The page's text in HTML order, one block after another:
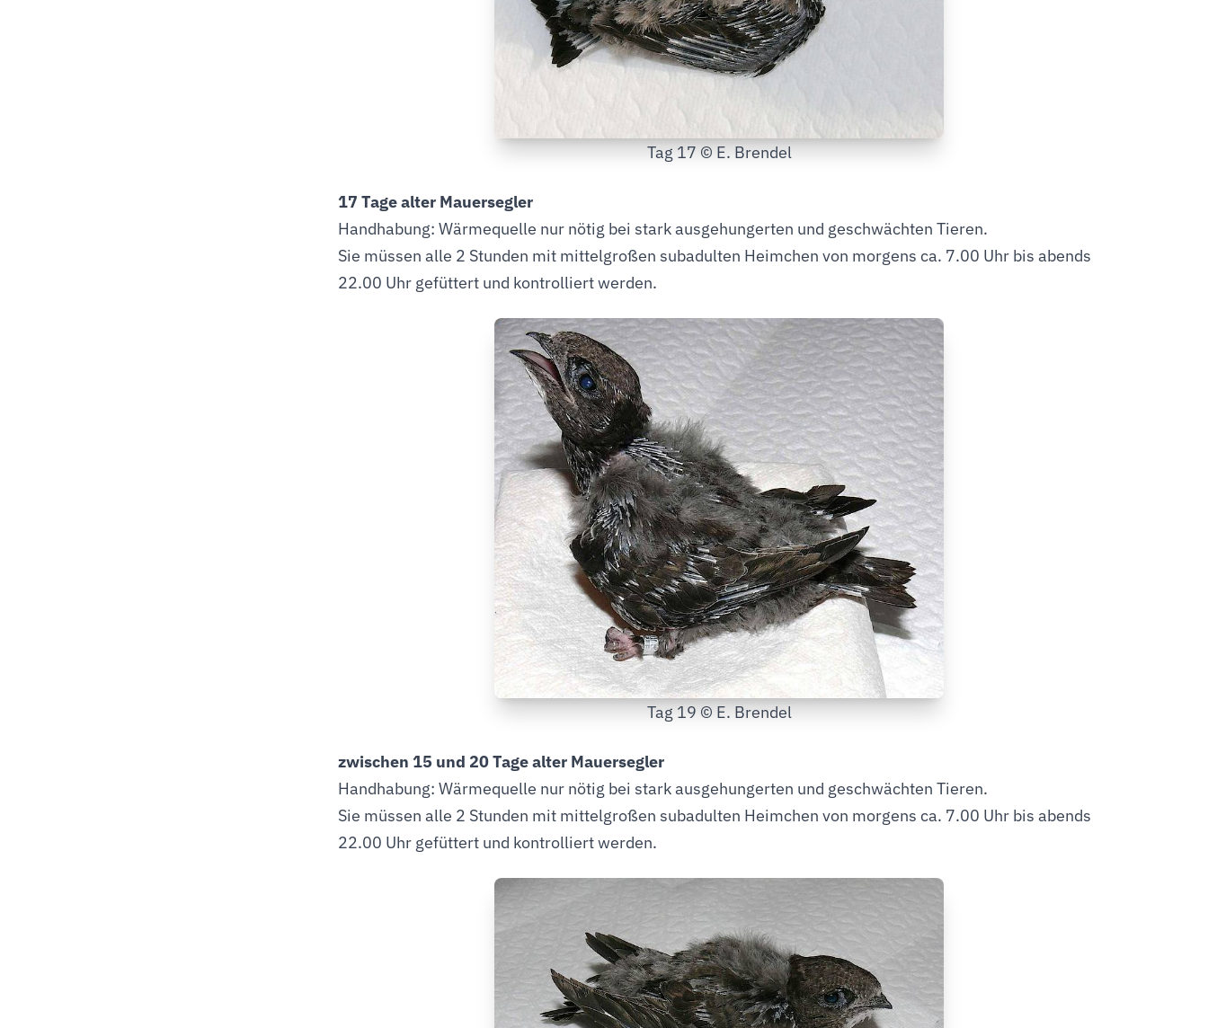
Tag 17 © E. Brendel
17 Tage alter Mauersegler
Handhabung: Wärmequelle nur nötig bei stark ausgehungerten und geschwächten Tieren.
Sie müssen alle 2 Stunden mit mittelgroßen subadulten Heimchen von morgens ca. 7.00 Uhr bis abends
22.00 Uhr gefüttert und kontrolliert werden.
Tag 19 © E. Brendel
zwischen 15 und 20 Tage alter Mauersegler
Handhabung: Wärmequelle nur nötig bei stark ausgehungerten und geschwächten Tieren.
Sie müssen alle 2 Stunden mit mittelgroßen subadulten Heimchen von morgens ca. 7.00 Uhr bis abends
22.00 Uhr gefüttert und kontrolliert werden.